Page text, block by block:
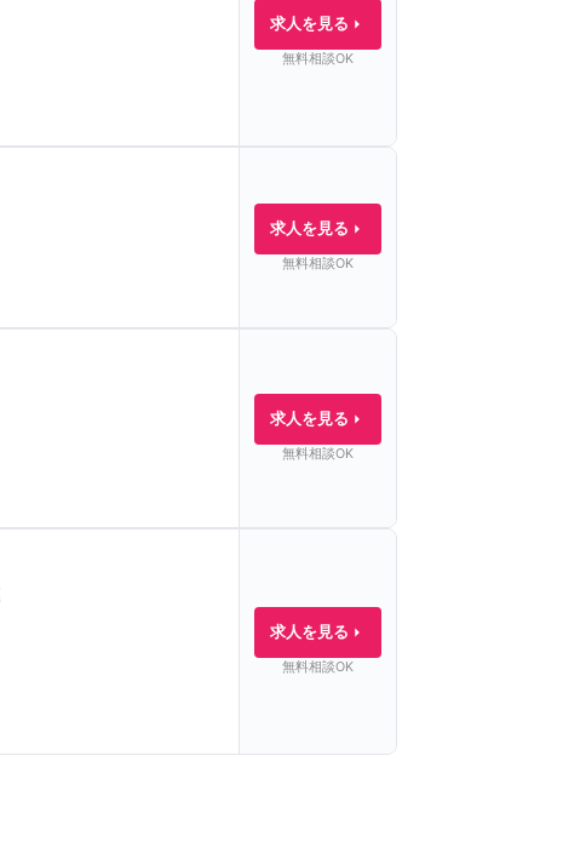
求人を見る
無料相談OK
求人を見る
無料相談OK
求人を見る
無料相談OK
求人を見る
無料相談OK